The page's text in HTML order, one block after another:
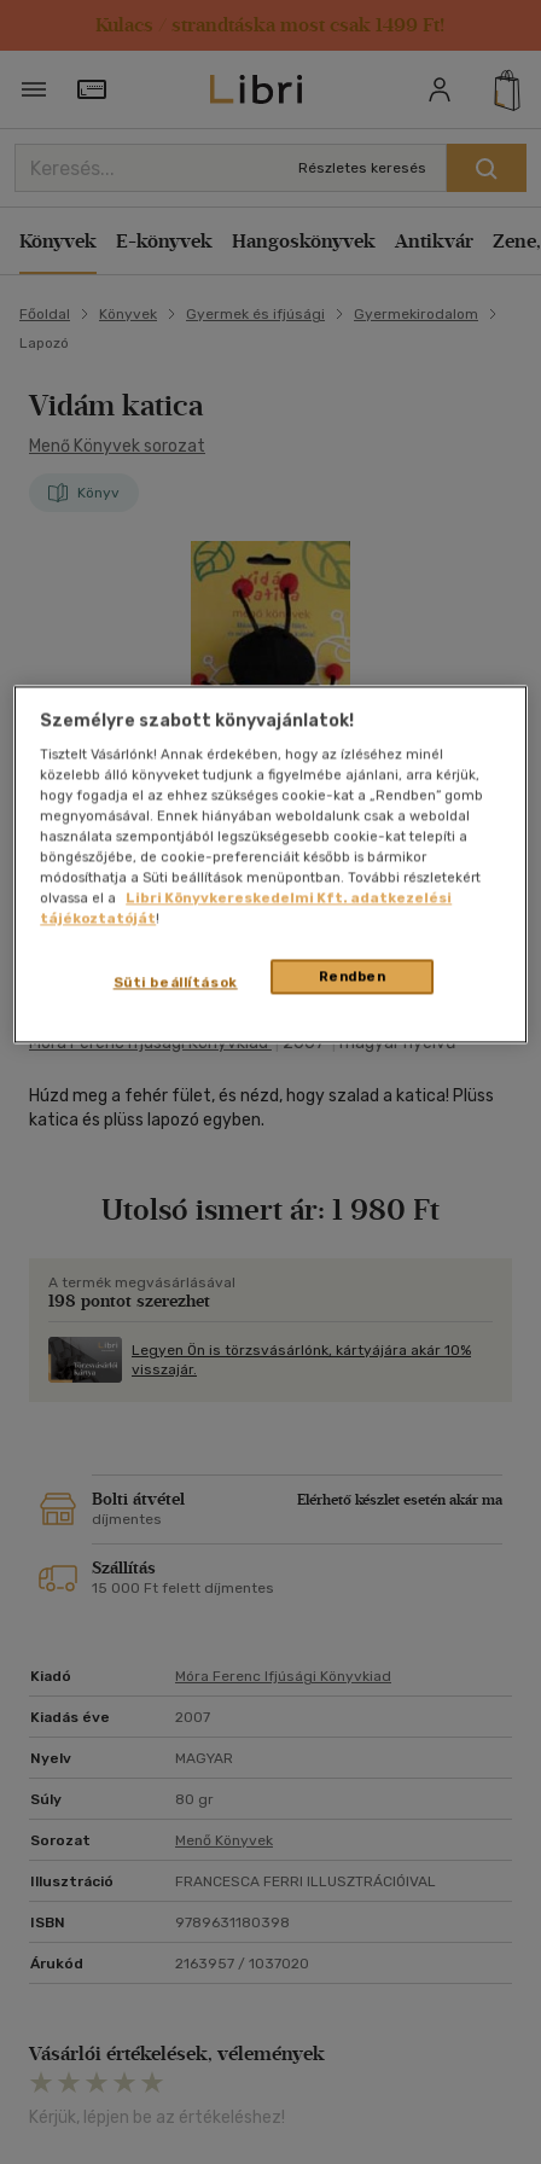
Kulacs / strandtáska most csak 1499 Ft!
Törzsvásárlói Kártya adatai
Részletes keresés
Könyvek E-könyvek Hangoskönyvek Antikvár
Főoldal Könyvek Gyermek és ifjúsági
Gyermekirodalom
Lapozó
Vidám katica
Menő Könyvek sorozat
Könyv
Móra Ferenc Ifjúsági Könyvkiad|2007|magyar nyelvű
Húzd meg a fehér fület, és nézd, hogy szalad a katica! Plüss
katica és plüss lapozó egyben.
Utolsó ismert ár: 1 980 Ft
A termék megvásárlásával
198 pontot szerezhet
Legyen Ön is törzsvásárlónk, kártyájára akár 10%
visszajár.
Bolti átvétel
Elérhető készlet esetén akár ma
díjmentes
Szállítás
15 000 Ft felett díjmentes
Kiadó Móra Ferenc Ifjúsági Könyvkiad
Kiadás éve 2007
Nyelv MAGYAR
Súly 80 gr
Sorozat Menő Könyvek
Illusztráció FRANCESCA FERRI ILLUSZTRÁCIÓIVAL
ISBN 9789631180398
Árukód 2163957 / 1037020
Vásárlói értékelések, vélemények
Kérjük, lépjen be az értékeléshez!
Személyre szabott könyvajánlatok!
Tisztelt Vásárlónk! Annak érdekében, hogy az ízléséhez minél
közelebb álló könyveket tudjunk a figyelmébe ajánlani, arra kérjük,
hogy fogadja el az ehhez szükséges cookie-kat a „Rendben” gomb
megnyomásával. Ennek hiányában weboldalunk csak a weboldal
használata szempontjából legszükségesebb cookie-kat telepíti a
böngészőjébe, de cookie-preferenciáit később is bármikor
módosíthatja a Süti beállítások menüpontban. További részletekért
olvassa el a
Libri Könyvkereskedelmi Kft. adatkezelési
tájékoztatóját!
Rendben
Süti beállítások